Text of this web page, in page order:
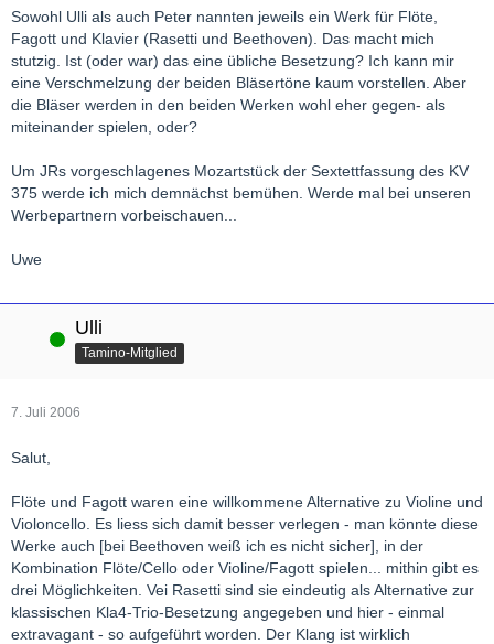
Sowohl Ulli als auch Peter nannten jeweils ein Werk für Flöte,
Fagott und Klavier (Rasetti und Beethoven). Das macht mich
stutzig. Ist (oder war) das eine übliche Besetzung? Ich kann mir
eine Verschmelzung der beiden Bläsertöne kaum vorstellen. Aber
die Bläser werden in den beiden Werken wohl eher gegen- als
miteinander spielen, oder?
Um JRs vorgeschlagenes Mozartstück der Sextettfassung des KV
375 werde ich mich demnächst bemühen. Werde mal bei unseren
Werbepartnern vorbeischauen...
Uwe
Online Ulli
Tamino-Mitglied
7. Juli 2006
Salut,
Flöte und Fagott waren eine willkommene Alternative zu Violine und
Violoncello. Es liess sich damit besser verlegen - man könnte diese
Werke auch [bei Beethoven weiß ich es nicht sicher], in der
Kombination Flöte/Cello oder Violine/Fagott spielen... mithin gibt es
drei Möglichkeiten. Vei Rasetti sind sie eindeutig als Alternative zur
klassischen Kla4-Trio-Besetzung angegeben und hier - einmal
extravagant - so aufgeführt worden. Der Klang ist wirklich